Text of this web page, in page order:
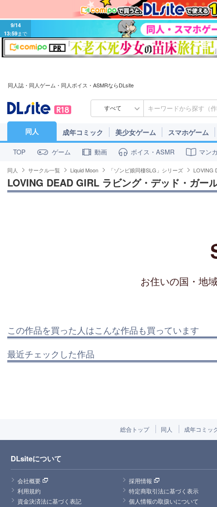
9/14
13:59まで
同人誌・同人ゲーム・同人ボイス・ASMRならDLsite
すべて
同人 成年コミック 美少女ゲーム スマホゲーム
TOP ゲーム 動画 ボイス・ASMR マン
同人 サークル一覧 Liquid Moon 「ゾンビ娘同棲SLG」シリーズ LOVING
LOVING DEAD GIRL ラビング・デッド・ガー
お住いの国・地
この作品を買った人はこんな作品も買っています
最近チェックした作品
総合トップ 同人 成年コミッ
DLsiteについて
会社概要
採用情報
利用規約
特定商取引法に基づく表示
資金決済法に基づく表記
個人情報の取扱いについて